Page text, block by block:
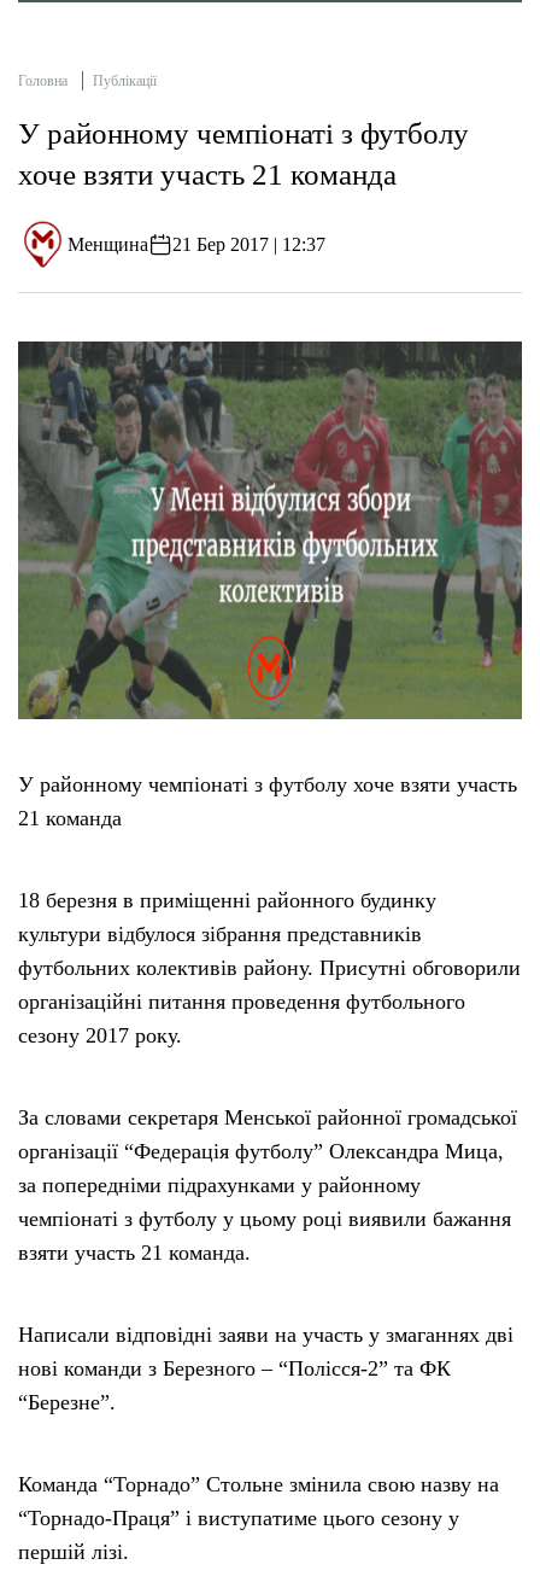
Головна Публікації
У районному чемпіонаті з футболу
хоче взяти участь 21 команда
Менщина 21 Бер 2017 | 12:37
У районному чемпіонаті з футболу хоче взяти участь
21 команда
18 березня в приміщенні районного будинку
культури відбулося зібрання представників
футбольних колективів району. Присутні обговорили
організаційні питання проведення футбольного
сезону 2017 року.
За словами секретаря Менської районної громадської
організації “Федерація футболу” Олександра Мица,
за попередніми підрахунками у районному
чемпіонаті з футболу у цьому році виявили бажання
взяти участь 21 команда.
Написали відповідні заяви на участь у змаганнях дві
нові команди з Березного – “Полісся-2” та ФК
“Березне”.
Команда “Торнадо” Стольне змінила свою назву на
“Торнадо-Праця” і виступатиме цього сезону у
першій лізі.